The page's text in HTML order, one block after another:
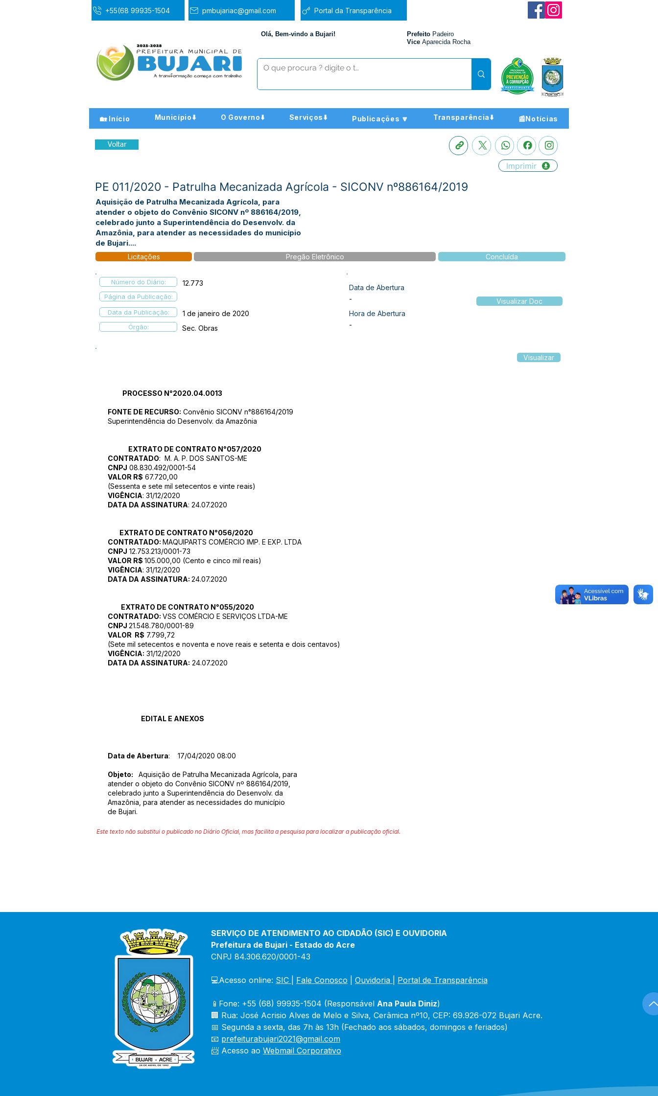
+55(68 99935-1504 pmbujariac@gmail.com Portal da Transparência
Olá, Bem-vindo a Bujari! Prefeito Padeiro
Vice Aparecida Rocha
🏡 Início Município⬇️ O Governo⬇️ Serviços⬇️ Publicações 🔽 Transparência⬇️ 📰Notícias
Voltar
Imprimir
PE 011/2020 - Patrulha Mecanizada Agrícola - SICONV nº886164/2019
Aquisição de Patrulha Mecanizada Agrícola, para
atender o objeto do Convênio SICONV nº 886164/2019,
celebrado junto a Superintendência do Desenvolv. da
Amazônia, para atender as necessidades do município
de Bujari....
Licitações Pregão Eletrônico Concluída
Número do Diário: 12.773
Página da Publicação:
Data da Publicação:
1 de janeiro de 2020
Órgão: Sec. Obras
Data de Abertura
-
Hora de Abertura
-
Visualizar Doc
Visualizar
PROCESSO N°2020.04.0013
FONTE DE RECURSO: Convênio SICONV n°886164/2019
Superintendência do Desenvolv. da Amazônia
EXTRATO DE CONTRATO N°057/2020
CONTRATADO: M. A. P. DOS SANTOS-ME
CNPJ 08.830.492/0001-54
VALOR R$ 67.720,00
(Sessenta e sete mil setecentos e vinte reais)
VIGÊNCIA: 31/12/2020
DATA DA ASSINATURA: 24.07.2020
EXTRATO DE CONTRATO N°056/2020
CONTRATADO: MAQUIPARTS COMÉRCIO IMP. E EXP. LTDA
CNPJ 12.753.213/0001-73
VALOR R$ 105.000,00 (Cento e cinco mil reais)
VIGÊNCIA: 31/12/2020
DATA DA ASSINATURA: 24.07.2020
EXTRATO DE CONTRATO N°055/2020
CONTRATADO: VSS COMÉRCIO E SERVIÇOS LTDA-ME
CNPJ 21.548.780/0001-89
VALOR R$ 7.799,72
(Sete mil setecentos e noventa e nove reais e setenta e dois centavos)
VIGÊNCIA: 31/12/2020
DATA DA ASSINATURA: 24.07.2020
EDITAL E ANEXOS
Data de Abertura: 17/04/2020 08:00
Objeto:
Aquisição de Patrulha Mecanizada Agrícola, para
atender o objeto do Convênio SICONV nº 886164/2019,
celebrado junto a Superintendência do Desenvolv. da
Amazônia, para atender as necessidades do município
de Bujari.
Este texto não substitui o publicado no Diário Oficial, mas facilita a pesquisa para localizar a publicação oficial.
SERVIÇO DE ATENDIMENTO AO CIDADÃO (SIC) E OUVIDORIA
Prefeitura de Bujari - Estado do Acre
CNPJ 84.306.620/0001-43
💻Acesso online: SIC Fale Conosco Ouvidoria Portal de Transparência
📱Fone: +55 (68) 99935-1504 (Responsável Ana Paula Diniz)
🏢 Rua: José Acrisio Alves de Melo e Silva, Cerâmica nº10, CEP: 69.926-072 Bujari Acre.
📅 Segunda a sexta, das 7h às 13h (Fechado aos sábados, domingos e feriados)
📧 prefeiturabujari2021@gmail.com
📨 Acesso ao Webmail Corporativo